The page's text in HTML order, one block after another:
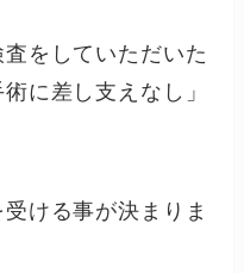
をしていただいた
に差し支えなし」
ける事が決まりま